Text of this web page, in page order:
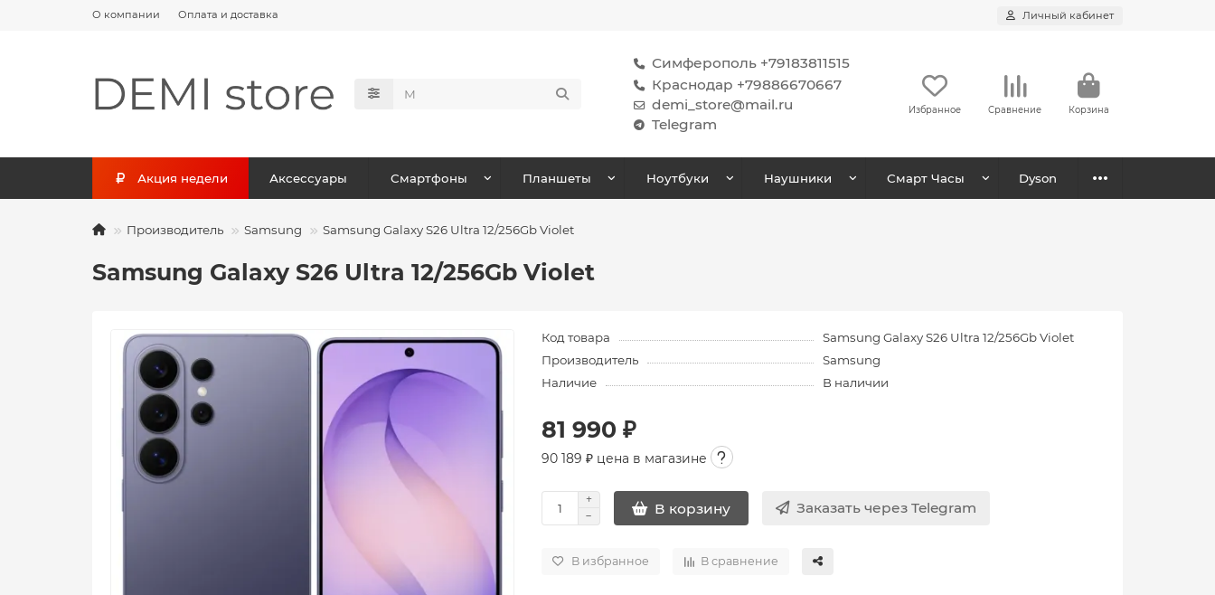
О компании Оплата и доставка Личный кабинет
Симферополь +79183811515
Краснодар +79886670667
demi_store@mail.ru
Telegram
Избранное Сравнение Корзина
Акция недели Аксессуары Смартфоны Планшеты Ноутбуки Наушники Смарт Часы Dyson
Производитель Samsung Samsung Galaxy S26 Ultra 12/256Gb Violet
Samsung Galaxy S26 Ultra 12/256Gb Violet
Код товара
Samsung Galaxy S26 Ultra 12/256Gb Violet
Производитель
Samsung
Наличие
В наличии
81 990 ₽
90 189 ₽ цена в магазине
В корзину Заказать через Telegram
В избранное В сравнение